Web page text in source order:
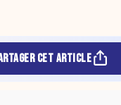
CET ARTICLE